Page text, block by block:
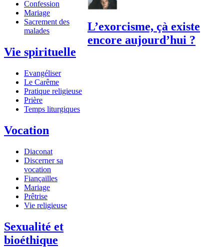
Confession
Mariage
Sacrement des
malades
Vie spirituelle
Evangéliser
Le Carême
Pratique religieuse
Prière
Temps liturgiques
Vocation
Diaconat
Discerner sa
vocation
Fiançailles
Mariage
Prêtrise
Vie religieuse
Sexualité et
bioéthique
L’exorcisme, çà existe
encore aujourd’hui ?